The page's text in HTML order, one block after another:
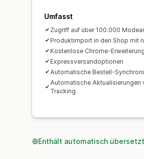
Umfasst
Zugriff auf über 100.000
Produktimport in den Shop mit
Kostenlose Chrome-
Expressversandoptionen
Automatische Bestell-
Automatische Aktualisierungen
Tracking
Enthält automatisch